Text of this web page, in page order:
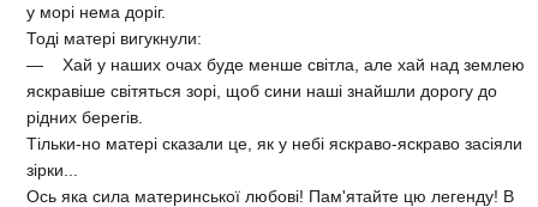
у морі нема доріг.
Тоді матері вигукнули:
— Хай у наших очах буде менше світла, але хай над землею
яскравіше світяться зорі, щоб сини наші знайшли дорогу до
рідних берегів.
Тільки-но матері сказали це, як у небі яскраво-яскраво засіяли
зірки...
Ось яка сила материнської любові! Пам'ятайте цю легенду! В